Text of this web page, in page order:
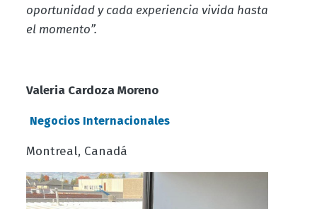
oportunidad y cada experiencia vivida hasta
el momento”.
Valeria Cardoza Moreno
Negocios Internacionales
Montreal, Canadá